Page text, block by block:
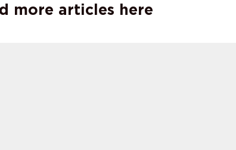
more articles here